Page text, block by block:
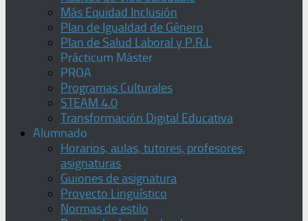
Más Equidad Inclusión
Plan de Igualdad de Género
Plan de Salud Laboral y P.R.L
Prácticum Máster
PROA
Programas Culturales
STEAM 4.0
Transformación Digital Educativa
Alumnado
Horarios, aulas, tutores, profesores,
asignaturas
Guiones de asignatura
Proyecto Lingüístico
Normas de estilo